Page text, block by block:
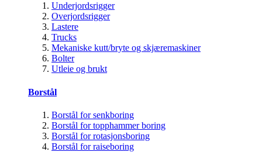
Underjordsrigger
Overjordsrigger
Lastere
Trucks
Mekaniske kutt/bryte og skjæremaskiner
Bolter
Utleie og brukt
Borstål
Borstål for senkboring
Borstål for topphammer boring
Borstål for rotasjonsboring
Borstål for raiseboring